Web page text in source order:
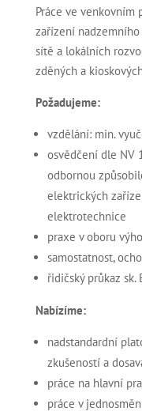
Práce ve
zařízení
sítě a lokálních
zděných a
Požadujeme:
vzdělání: min.
osvědčení dle NV
odbornou
elektrických
elektrotechnice
praxe v oboru
samostatnost,
řidičský průkaz sk.
Nabízíme:
nadstandardní
zkušeností a
práce na hlavní
práce v